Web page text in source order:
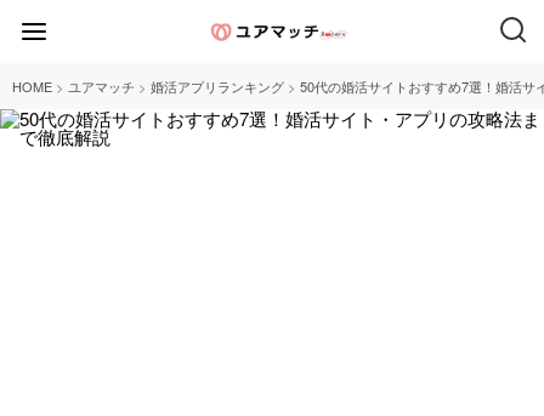
HOME > ユアマッチ > 婚活アプリランキング > 50代の婚活サイトおすすめ7選！婚活サ